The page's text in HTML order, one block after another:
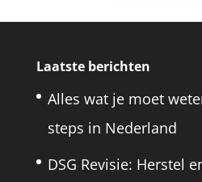
Laatste berichten
Alles wat je moet
steps in Nederland
DSG Revisie: Herstel